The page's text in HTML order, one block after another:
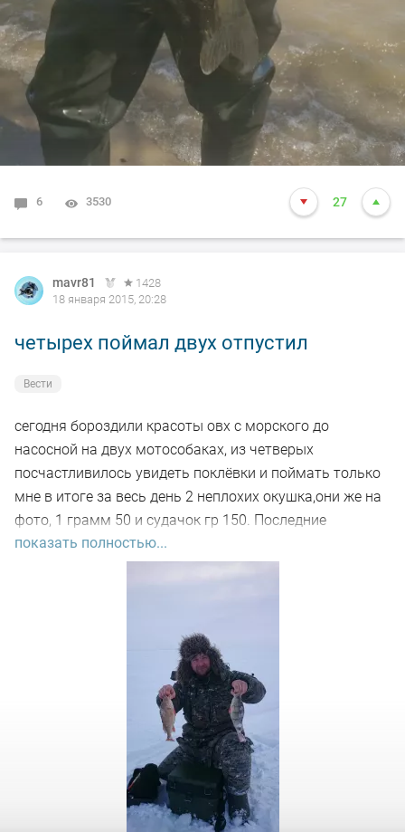
6 3530 27
mavr81
1428
18 января 2015, 20:28
четырех поймал двух отпустил
Вести
сегодня бороздили красоты овх с морского до
насосной на двух мотособаках, из четверых
посчастливилось увидеть поклёвки и поймать только
мне в итоге за весь день 2 неплохих окушка,они же на
фото, 1 грамм 50 и судачок гр 150. Последние
недороски были злостно утоплены.Сообсно
показать полностью...